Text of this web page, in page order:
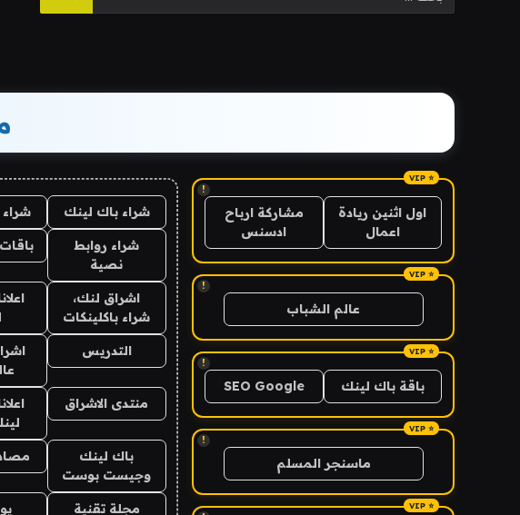
!
اول اثنين ريادة
اعمال
مشاركة ارباح
ادسنس
!
عالم الشباب
!
باقة باك لينك SEO Google
!
ماسنجر المسلم
شراء باك لينك
شراء روابط
نصية
اشراق لنك،
شراء باكلينكات
التدريس
منتدى الاشراق
لينك
باك لينك
وجيست بوست
مجلة تقنية